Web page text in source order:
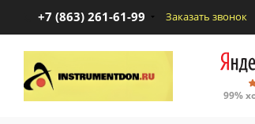
+7 (863) 261-61-99 Заказать звонок
99%